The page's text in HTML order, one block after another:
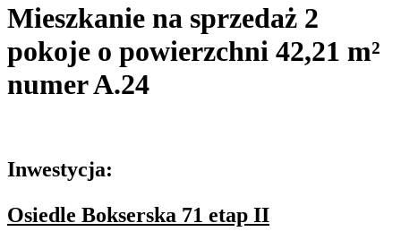
Mieszkanie na sprzedaż 2
pokoje o powierzchni 42,21 m²
numer A.24
Inwestycja:
Osiedle Bokserska 71 etap II